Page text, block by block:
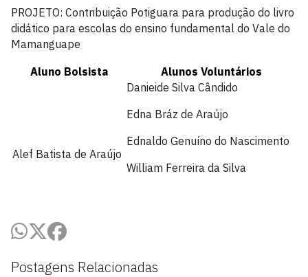
Postagens Relacionadas
PROJETO: Contribuição Potiguara para produção do livro
didático para escolas do ensino fundamental do Vale do
Mamanguape
Aluno Bolsista
Alunos Voluntários
Alef Batista de Araújo
Danieide Silva Cândido
Edna Bráz de Araújo
Ednaldo Genuíno do Nascimento
William Ferreira da Silva